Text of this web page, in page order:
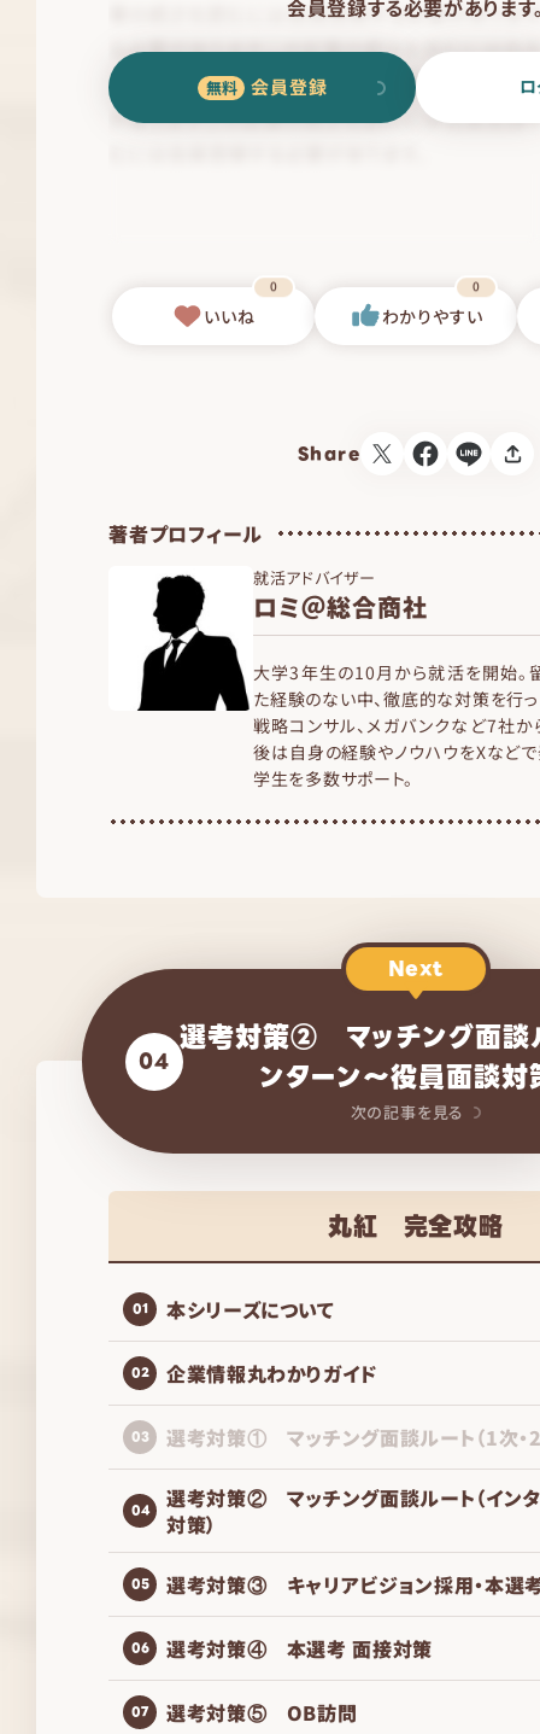
会員登録する必要があります
会員登録
いいね
0
わかりやすい
0
Share
著者プロフィール
就活アドバイザー
ロミ＠総合商社
大学3年生の10月から就活を開始。
た経験のない中、徹底的な対策を行
戦略コンサル、メガバンクなど7社
後は自身の経験やノウハウをXなど
学生を多数サポート。
04
Next
選考対策② マッチング面談
ンターン～役員面談対
次の記事を見る
丸紅 完全攻略
01 本シリーズについて
02 企業情報丸わかりガイド
03 選考対策① マッチング面談ルート（1次・
04
選考対策② マッチング面談ルート（イン
対策）
05 選考対策③ キャリアビジョン採用・本選
06 選考対策④ 本選考 面接対策
07 選考対策⑤ OB訪問